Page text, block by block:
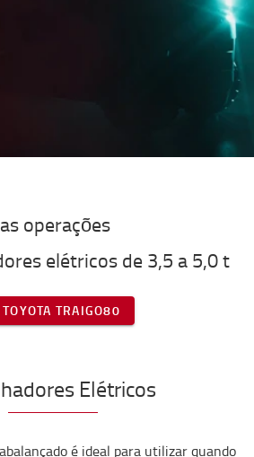
operações
elétricos de 3,5 a 5,0 t
TRAIGO80
Elétricos
é ideal para utilizar quando